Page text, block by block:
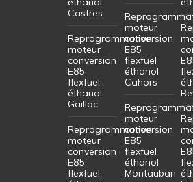
Castres
Reprogrammation
moteur
conversion
E85
flexfuel
éthanol
Gaillac
Reprogrammation
moteur
conversion
E85
flexfuel
moteur
conversion
E85
flexfuel
éthanol
Cahors
moteur
conversion
E85
flexfuel
éthanol
Montauban